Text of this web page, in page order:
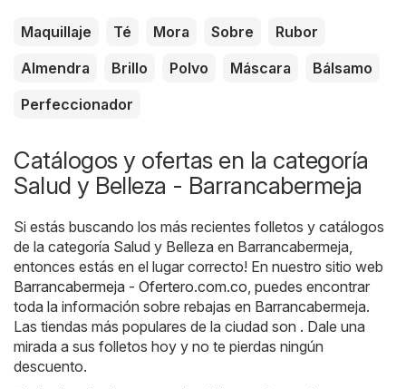
Maquillaje Té Mora Sobre
Rubor
Almendra
Brillo Polvo Máscara
Bálsamo
Perfeccionador
Catálogos y ofertas en la categoría
Salud y Belleza - Barrancabermeja
Si estás buscando los más recientes folletos y catálogos
de la categoría Salud y Belleza en Barrancabermeja,
entonces estás en el lugar correcto! En nuestro sitio web
Barrancabermeja - Ofertero.com.co, puedes encontrar
toda la información sobre rebajas en Barrancabermeja.
Las tiendas más populares de la ciudad son . Dale una
mirada a sus folletos hoy y no te pierdas ningún
descuento.